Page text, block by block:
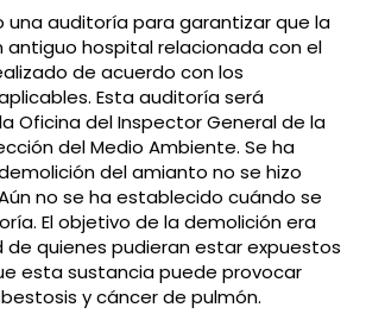
una auditoría para garantizar que la
antiguo hospital relacionada con el
de acuerdo con los
Esta auditoría será
Oficina del Inspector General de la
del Medio Ambiente. Se ha
del amianto no se hizo
no se ha establecido cuándo se
El objetivo de la demolición era
de quienes pudieran estar expuestos
esta sustancia puede provocar
y cáncer de pulmón.